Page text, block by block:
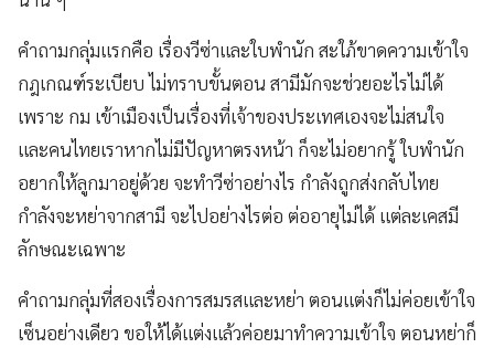
คำถามกลุ่มแรกคือ เรื่องวีซ่าและใบพำนัก สะใภ้ขาดความเข้าใจ
กฎเกณฑ์ระเบียบ ไม่ทราบขั้นตอน สามีมักจะช่วยอะไรไม่ได้
เพราะ กม เข้าเมืองเป็นเรื่องที่เจ้าของประเทศเองจะไม่สนใจ
และคนไทยเราหากไม่มีปัญหาตรงหน้า ก็จะไม่อยากรู้ ใบพำนัก
อยากให้ลูกมาอยู่ด้วย จะทำวีซ่าอย่างไร กำลังถูกส่งกลับไทย
กำลังจะหย่าจากสามี จะไปอย่างไรต่อ ต่ออายุไม่ได้ แต่ละเคสมี
ลักษณะเฉพาะ
คำถามกลุ่มที่สองเรื่องการสมรสและหย่า ตอนแต่งก็ไม่ค่อยเข้าใจ
เซ็นอย่างเดียว ขอให้ได้แต่งแล้วค่อยมาทำความเข้าใจ ตอนหย่าก็